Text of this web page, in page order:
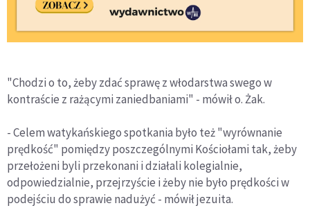
"Chodzi o to, żeby zdać sprawę z włodarstwa swego w
kontraście z rażącymi zaniedbaniami" - mówił o. Żak.
- Celem watykańskiego spotkania było też "wyrównanie
prędkość" pomiędzy poszczególnymi Kościołami tak, żeby
przełożeni byli przekonani i działali kolegialnie,
odpowiedzialnie, przejrzyście i żeby nie było prędkości w
podejściu do sprawie nadużyć - mówił jezuita.